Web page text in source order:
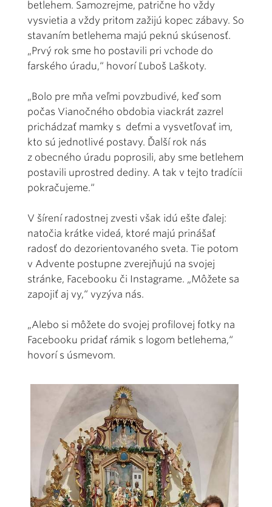
betlehem. Samozrejme, patrične ho vždy
vysvietia a vždy pritom zažijú kopec zábavy. So
stavaním betlehema majú peknú skúsenosť.
„Prvý rok sme ho postavili pri vchode do
farského úradu,“ hovorí Ľuboš Laškoty.
„Bolo pre mňa veľmi povzbudivé, keď som
počas Vianočného obdobia viackrát zazrel
prichádzať mamky s deťmi a vysvetľovať im,
kto sú jednotlivé postavy. Ďalší rok nás
z obecného úradu poprosili, aby sme betlehem
postavili uprostred dediny. A tak v tejto tradícii
pokračujeme.“
V šírení radostnej zvesti však idú ešte ďalej:
natočia krátke videá, ktoré majú prinášať
radosť do dezorientovaného sveta. Tie potom
v Advente postupne zverejňujú na svojej
stránke, Facebooku či Instagrame. „Môžete sa
zapojiť aj vy,“ vyzýva nás.
„Alebo si môžete do svojej profilovej fotky na
Facebooku pridať rámik s logom betlehema,“
hovorí s úsmevom.